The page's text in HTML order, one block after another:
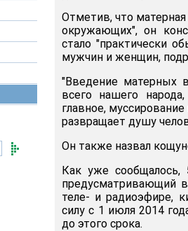
Отметив, что
окружающих", он
стало "практически
мужчин и женщин,
"Введение матерных
всего нашего
главное,
развращает душу
Он также назвал
Как уже
предусматривающий
теле- и радиоэфире,
силу с 1 июля 2014
до этого срока.